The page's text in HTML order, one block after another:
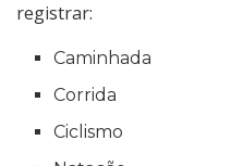
registrar:
Caminhada
Corrida
Ciclismo